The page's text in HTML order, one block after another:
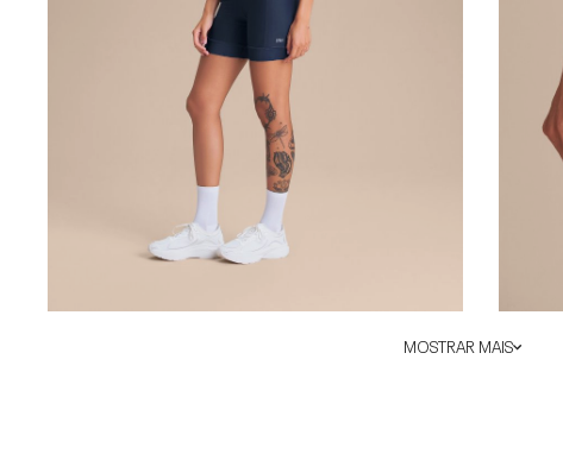
MOSTRAR MAIS